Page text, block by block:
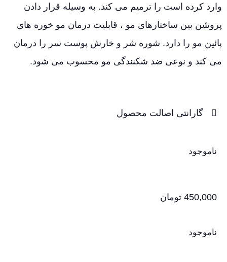
وارد کرده است را ترمیم می کند. به وسیله قرار دادن
پروتئین بین ساختارهای مو ، قابلیت درمان مو خوره های
پائین مو را دارد. شوره شر و خارش پوست سر را درمان
می کند و نوعی ضد شکنندگی مو محسوب می شود.
گارانتی اصالت محصول
ناموجود
450,000 تومان
ناموجود